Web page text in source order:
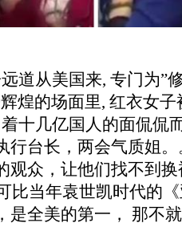
道从美国来, 专门为”
煌的场面里, 红衣女子
十几亿国人的面侃侃
行台长，两会气质姐
观众，让他们找不到
比当年袁世凯时代的
是全美的第一， 那不